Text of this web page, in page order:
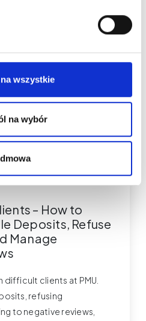
wszystkie
na wybór
– How to
Deposits, Refuse
Manage
difficult clients at PMU.
refusing
to negative reviews,